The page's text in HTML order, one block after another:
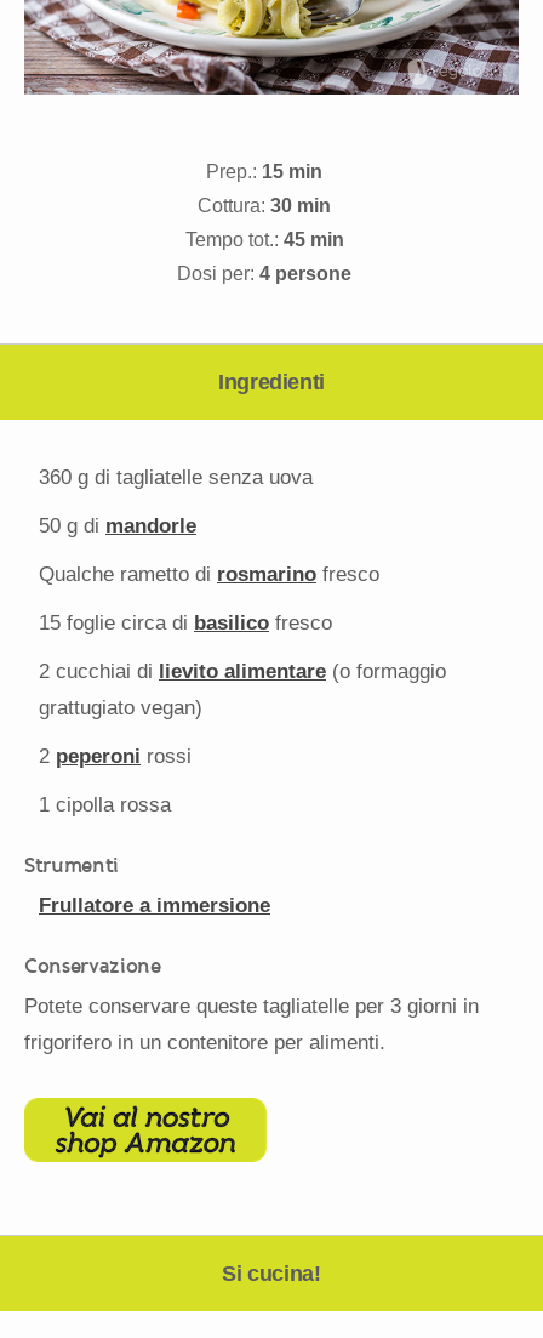
Prep.: 15 min
Cottura: 30 min
Tempo tot.: 45 min
Dosi per: 4 persone
Ingredienti
360 g di tagliatelle senza uova
50 g di mandorle
Qualche rametto di rosmarino fresco
15 foglie circa di basilico fresco
2 cucchiai di lievito alimentare (o formaggio
grattugiato vegan)
2 peperoni rossi
1 cipolla rossa
Strumenti
Frullatore a immersione
Conservazione
Potete conservare queste tagliatelle per 3 giorni in
frigorifero in un contenitore per alimenti.
Si cucina!